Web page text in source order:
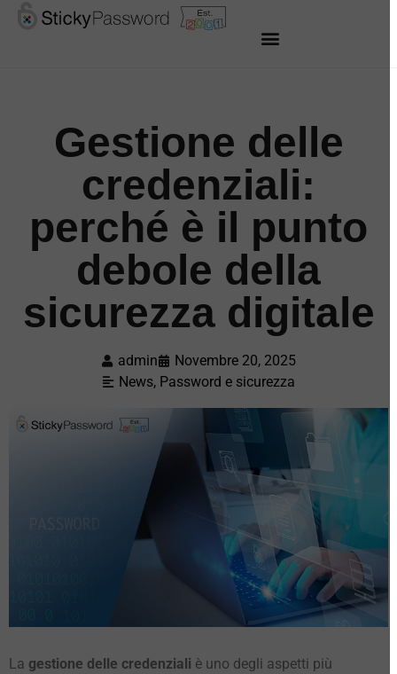
Gestione delle
credenziali:
perché è il punto
debole della
sicurezza digitale
admin
Novembre 20, 2025
News, Password e sicurezza
La gestione delle credenziali è uno degli aspetti più